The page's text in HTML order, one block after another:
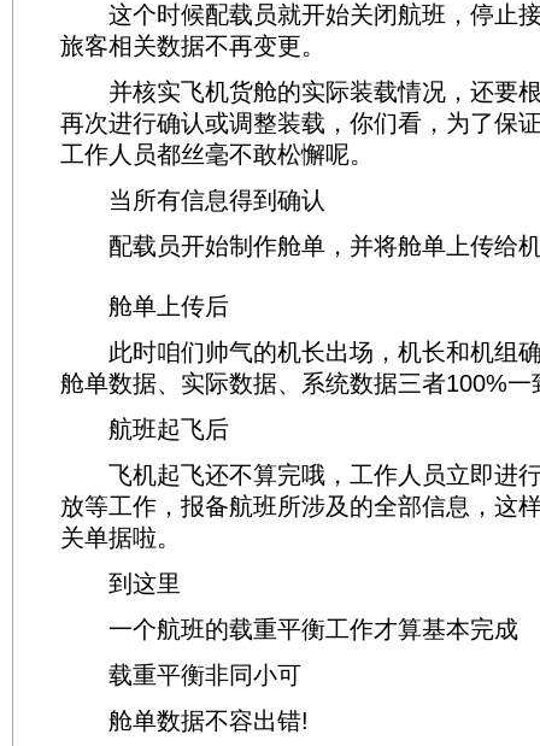
这个时候配载员就开始关闭航班，停止
旅客相关数据不再变更。
并核实飞机货舱的实际装载情况，还要
再次进行确认或调整装载，你们看，为了保
工作人员都丝毫不敢松懈呢。
当所有信息得到确认
配载员开始制作舱单，并将舱单上传给
舱单上传后
此时咱们帅气的机长出场，机长和机组
舱单数据、实际数据、系统数据三者100%一
航班起飞后
飞机起飞还不算完哦，工作人员立即进
放等工作，报备航班所涉及的全部信息，这
关单据啦。
到这里
一个航班的载重平衡工作才算基本完成
载重平衡非同小可
舱单数据不容出错!